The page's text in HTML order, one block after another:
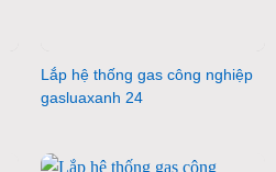
Lắp hệ thống gas công nghiệp
gasluaxanh 24